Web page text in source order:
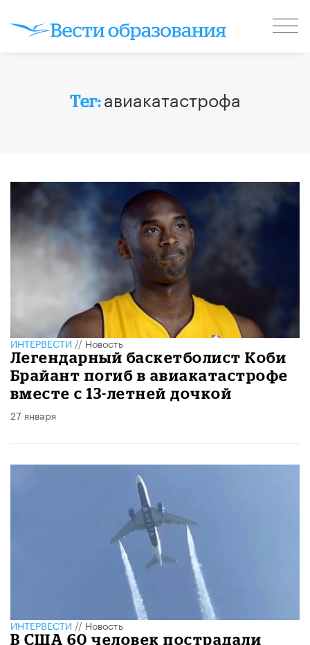
Тег:авиакатастрофа
ИНТЕРВЕСТИ//Новость
Легендарный баскетболист Коби
Брайант погиб в авиакатастрофе
вместе с 13-летней дочкой
27 января
ИНТЕРВЕСТИ//Новость
В США 60 человек пострадали